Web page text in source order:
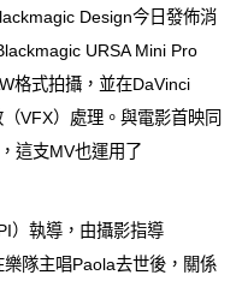
Design今日發佈消
URSA Mini Pro
格式拍攝，並在DaVinci
VFX）處理。與電影首映同
這支MV也運用了
）執導，由攝影指導
隊主唱Paola去世後，關係